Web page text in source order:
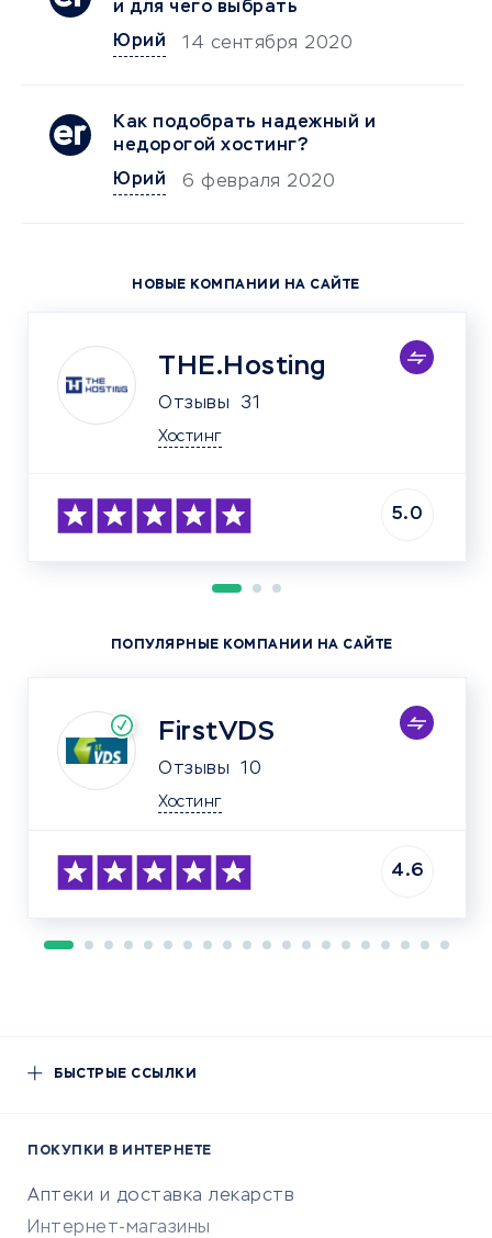
и для чего выбрать
Юрий
14 сентября 2020
Как подобрать надежный и
недорогой хостинг?
Юрий
6 февраля 2020
НОВЫЕ КОМПАНИИ НА САЙТЕ
THE.Hosting
Отзывы 31
Хостинг
5.0
ПОПУЛЯРНЫЕ КОМПАНИИ НА САЙТЕ
FirstVDS
Отзывы 10
Хостинг
4.6
БЫСТРЫЕ ССЫЛКИ
ПОКУПКИ В ИНТЕРНЕТЕ
Аптеки и доставка лекарств
Интернет-магазины